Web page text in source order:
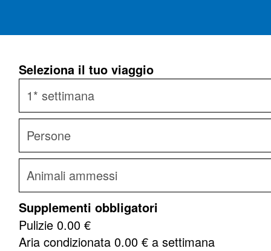
Seleziona il tuo viaggio
Supplementi obbligatori
Pulizie0.00 €
Aria condizionata 0.00€ a settimana